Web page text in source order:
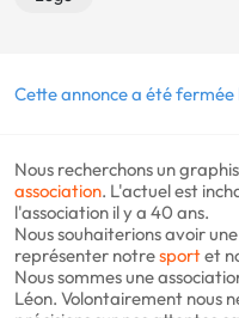
Cette annonce a été fermée
Nous recherchons un
association. L'actuel est
l'association il y a 40 ans.
Nous souhaiterions avoir
représenter notresportet
Nous sommes une
Léon. Volontairement nous